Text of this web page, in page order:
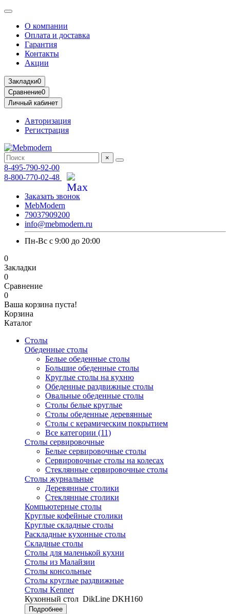
О компании
Оплата и доставка
Гарантия
Контакты
Акции
Закладки0
Сравнение0
Личный кабинет
Авторизация
Регистрация
×
8-495-790-92-00
8-800-770-02-48
Заказать звонок
MebModern
79037909200
info@mebmodern.ru
Пн-Вс с 9:00 до 20:00
0
Закладки
0
Сравнение
0
Ваша корзина пуста!
Корзина
Каталог
Столы
Обеденные столы
Белые обеденные столы
Большие обеденные столы
Круглые столы на кухню
Обеденные раздвижные столы
Овальные обеденные столы
Столы белые круглые
Столы обеденные деревянные
Столы с керамическим покрытием
Все категории (11)
Столы сервировочные
Белые сервировочные столы
Сервировочные столы на колесах
Стеклянные сервировочные столы
Столы журнальные
Деревянные столики
Стеклянные столики
Компьютерные столы
Круглые кофейные столики
Круглые складные столы
Раскладные кухонные столы
Складные столы
Столы для маленькой кухни
Столы из Малайзии
Столы консольные
Столы круглые раздвижные
Столы Kenner
Кухонный стол DikLine DKH160
Подробнее